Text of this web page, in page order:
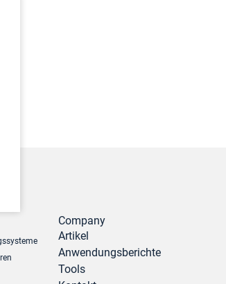
Company
Artikel
Anwendungsberichte
Tools